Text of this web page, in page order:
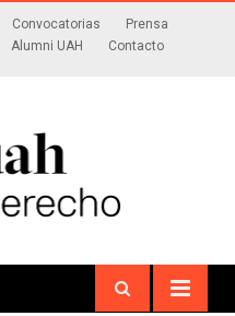
Convocatorias
Prensa
Alumni UAH Contacto